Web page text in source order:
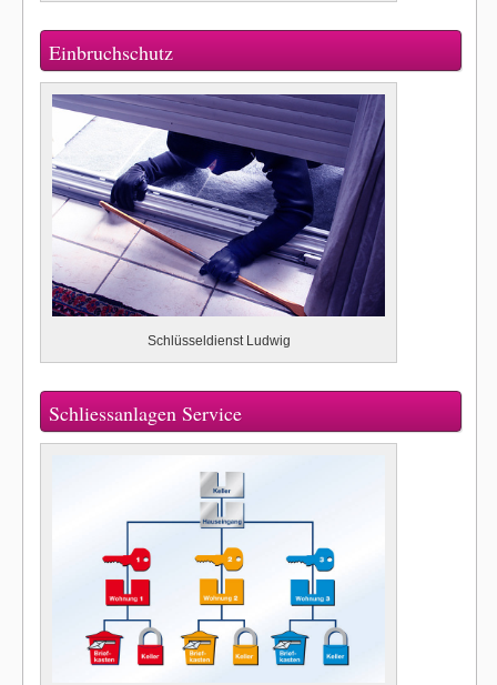
Einbruchschutz
Schlüsseldienst Ludwig
Schliessanlagen Service